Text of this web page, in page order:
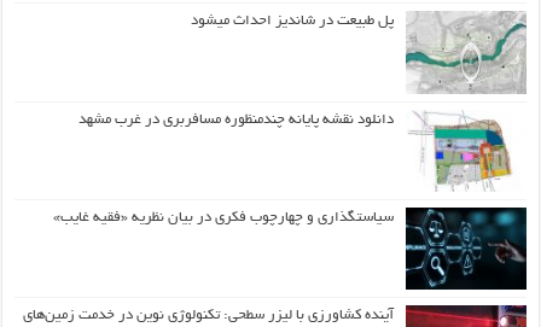
پل طبیعت در شاندیز احداث میشود
دانلود نقشه پایانه چندمنظوره مسافربری در غرب مشهد
سیاستگذاری و چهارچوب فکری در بیان نظریه «فقیه غایب»
آینده کشاورزی با لیزر سطحی: تکنولوژی نوین در خدمت زمین‌های